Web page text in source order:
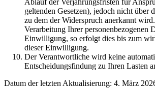
Ablauf der Verjährungsfristen für
geltenden Gesetzen), jedoch nicht über
zu dem der Widerspruch anerkannt
Verarbeitung Ihrer personenbezogenen
Einwilligung, so erfolgt dies bis zum
dieser Einwilligung.
Der Verantwortliche wird keine
Entscheidungsfindung zu Ihren Lasten
Datum der letzten Aktualisierung: 4. März